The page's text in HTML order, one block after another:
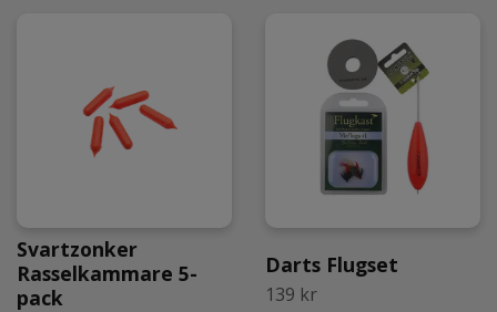
Svartzonker
Rasselkammare 5-
pack
Darts Flugset
139 kr